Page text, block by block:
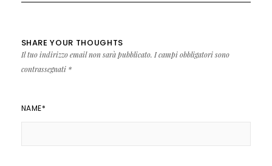
SHARE YOUR THOUGHTS
Il tuo indirizzo email non sarà pubblicato. I campi obbligatori sono
contrassegnati *
NAME*